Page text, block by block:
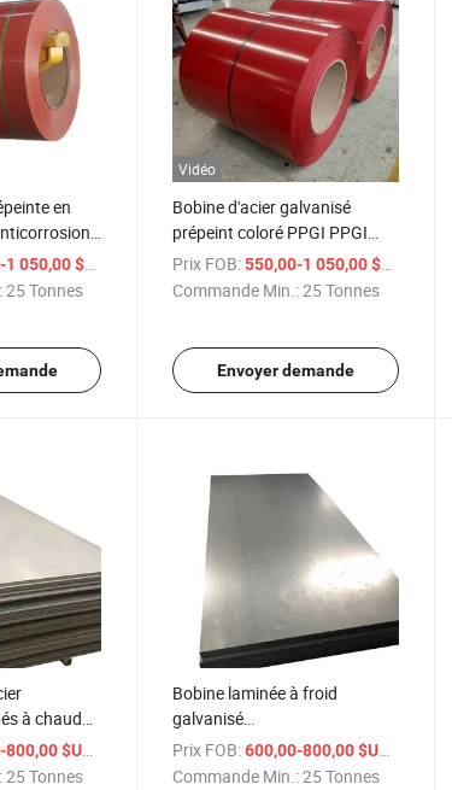
en
en
050,00 $US
25 Tonnes
Vidéo
Bobine d'acier galvanisé
prépeint coloré PPGI PPGI
Bobine galvanisée à chaud
prépeinte
Prix FOB: 550,00-1 050,00 $US
Commande Min.:25 Tonnes
Envoyer demande
à chaud
304 304L
en
$US
25 Tonnes
Bobine laminée à froid
galvanisé
/aluminium/carbone/toiture/recouvert
de zinc en cuivre à revêtement
Prix FOB: 600,00-800,00 $US
Commande Min.:25 Tonnes